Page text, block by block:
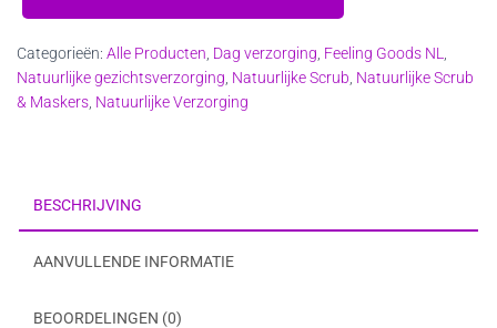
body
oil
en
body
aantal
Categorieën: Alle Producten Dag verzorging Feeling Goods NL
Natuurlijke gezichtsverzorging Natuurlijke Scrub Natuurlijke Scrub
& Maskers Natuurlijke Verzorging
BESCHRIJVING
AANVULLENDE INFORMATIE
BEOORDELINGEN (0)